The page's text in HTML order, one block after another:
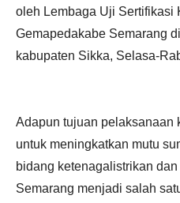
oleh Lembaga Uji Sertifikasi
Gemapedakabe Semarang
kabupaten Sikka, Selasa-
Adapun tujuan pelaksanaan
untuk meningkatkan mutu
bidang ketenagalistrikan
Semarang menjadi salah